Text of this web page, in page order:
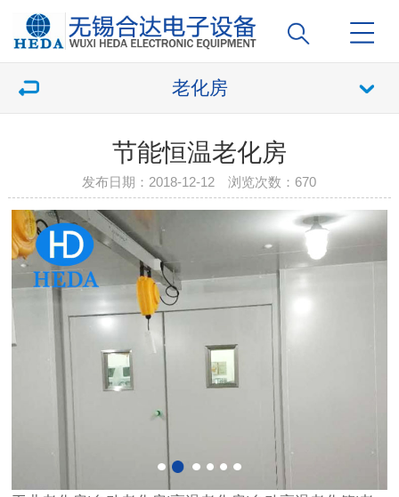
老化房
节能恒温老化房
发布日期：2018-12-12 浏览次数： 670